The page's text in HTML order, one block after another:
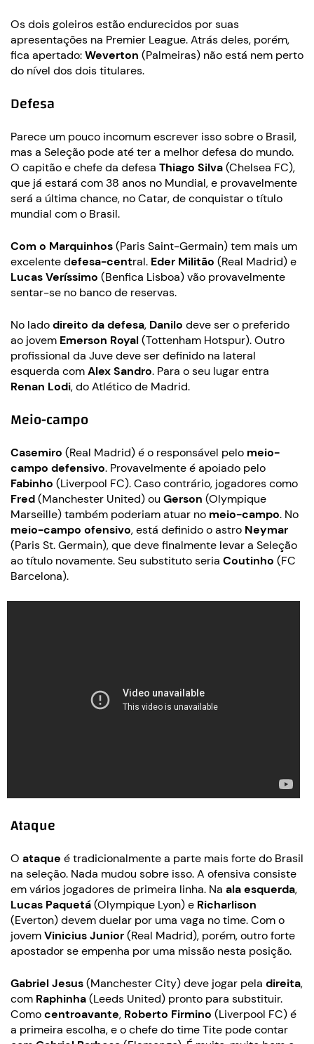
Os dois goleiros estão endurecidos por suas
apresentações na Premier League. Atrás deles, porém,
fica apertado:Weverton (Palmeiras) não está nem perto
do nível dos dois titulares.
Defesa
Parece um pouco incomum escrever isso sobre o Brasil,
mas a Seleção pode até ter a melhor defesa do mundo.
O capitão e chefe da defesa Thiago Silva(Chelsea FC),
que já estará com 38 anos no Mundial, e provavelmente
será a última chance, no Catar, de conquistar o título
mundial com o Brasil.
Com o Marquinhos(Paris Saint-Germain) tem mais um
excelente defesa-central. Eder Militão (Real Madrid) e
Lucas Veríssimo (Benfica Lisboa) vão provavelmente
sentar-se no banco de reservas.
No ladodireito da defesa, Danilo deve ser o preferido
ao jovem Emerson Royal(Tottenham Hotspur). Outro
profissional da Juve deve ser definido na lateral
esquerda comAlex Sandro. Para o seu lugar entra
Renan Lodi, do Atlético de Madrid.
Meio-campo
Casemiro (Real Madrid) é o responsável pelo meio-
campo defensivo. Provavelmente é apoiado pelo
Fabinho (Liverpool FC). Caso contrário, jogadores como
Fred(Manchester United) ou Gerson (Olympique
Marseille) também poderiam atuar no meio-campo. No
meio-campo ofensivo, está definido o astro Neymar
(Paris St. Germain), que deve finalmente levar a Seleção
ao título novamente. Seu substituto seria Coutinho (FC
Barcelona).
Ataque
O ataque é tradicionalmente a parte mais forte do Brasil
na seleção. Nada mudou sobre isso. A ofensiva consiste
em vários jogadores de primeira linha. Na ala esquerda,
Lucas Paquetá(Olympique Lyon) e Richarlison
(Everton) devem duelar por uma vaga no time. Com o
jovemVinicius Junior(Real Madrid), porém, outro forte
apostador se empenha por uma missão nesta posição.
Gabriel Jesus(Manchester City) deve jogar pela direita,
com Raphinha(Leeds United) pronto para substituir.
Comocentroavante, Roberto Firmino (Liverpool FC) é
a primeira escolha, e o chefe do time Tite pode contar